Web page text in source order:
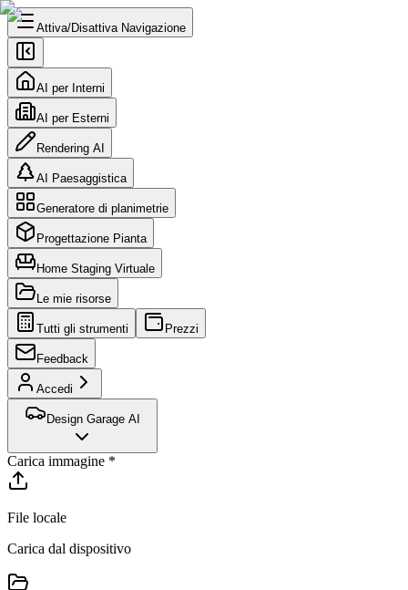
Attiva/Disattiva Navigazione
AI per Interni
AI per Esterni
Rendering AI
AI Paesaggistica
Generatore di planimetrie
Progettazione Pianta
Home Staging Virtuale
Le mie risorse
Tutti gli strumenti Prezzi
Feedback
Accedi
Design Garage AI
Carica immagine *
File locale
Carica dal dispositivo